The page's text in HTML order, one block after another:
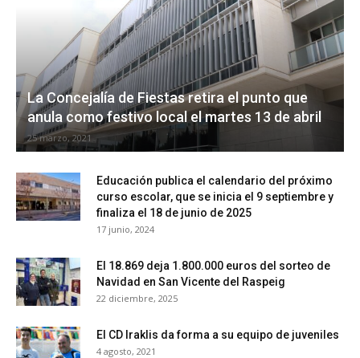
La Concejalía de Fiestas retira el punto que
anula como festivo local el martes 13 de abril
25 marzo, 2021
Educación publica el calendario del próximo
curso escolar, que se inicia el 9 septiembre y
finaliza el 18 de junio de 2025
17 junio, 2024
El 18.869 deja 1.800.000 euros del sorteo de
Navidad en San Vicente del Raspeig
22 diciembre, 2025
El CD Iraklis da forma a su equipo de juveniles
4 agosto, 2021